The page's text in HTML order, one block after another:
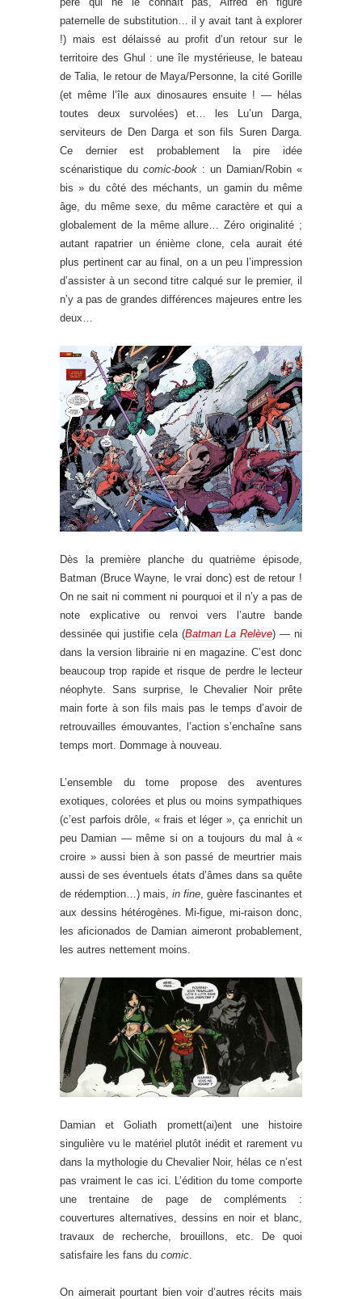
paternelle de substitution… il y avait tant à explorer
!) mais est délaissé au profit d’un retour sur le
territoire des Ghul : une île mystérieuse, le bateau
de Talia, le retour de Maya/Personne, la cité Gorille
(et même l’île aux dinosaures ensuite ! — hélas
toutes deux survolées) et… les Lu’un Darga,
serviteurs de Den Darga et son fils Suren Darga.
Ce dernier est probablement la pire idée
scénaristique du comic-book : un Damian/Robin «
bis » du côté des méchants, un gamin du même
âge, du même sexe, du même caractère et qui a
globalement de la même allure… Zéro originalité ;
autant rapatrier un énième clone, cela aurait été
plus pertinent car au final, on a un peu l’impression
d’assister à un second titre calqué sur le premier, il
n’y a pas de grandes différences majeures entre les
deux…
Dès la première planche du quatrième épisode,
Batman (Bruce Wayne, le vrai donc) est de retour !
On ne sait ni comment ni pourquoi et il n’y a pas de
note explicative ou renvoi vers l’autre bande
dessinée qui justifie cela (Batman La Relève) — ni
dans la version librairie ni en magazine. C’est donc
beaucoup trop rapide et risque de perdre le lecteur
néophyte. Sans surprise, le Chevalier Noir prête
main forte à son fils mais pas le temps d’avoir de
retrouvailles émouvantes, l’action s’enchaîne sans
temps mort. Dommage à nouveau.
L’ensemble du tome propose des aventures
exotiques, colorées et plus ou moins sympathiques
(c’est parfois drôle, « frais et léger », ça enrichit un
peu Damian — même si on a toujours du mal à «
croire » aussi bien à son passé de meurtrier mais
aussi de ses éventuels états d’âmes dans sa quête
de rédemption…) mais, in fine, guère fascinantes et
aux dessins hétérogènes. Mi-figue, mi-raison donc,
les aficionados de Damian aimeront probablement,
les autres nettement moins.
Damian et Goliath promett(ai)ent une histoire
singulière vu le matériel plutôt inédit et rarement vu
dans la mythologie du Chevalier Noir, hélas ce n’est
pas vraiment le cas ici. L’édition du tome comporte
une trentaine de page de compléments :
couvertures alternatives, dessins en noir et blanc,
travaux de recherche, brouillons, etc. De quoi
satisfaire les fans du comic
On aimerait pourtant bien voir d’autres récits mais